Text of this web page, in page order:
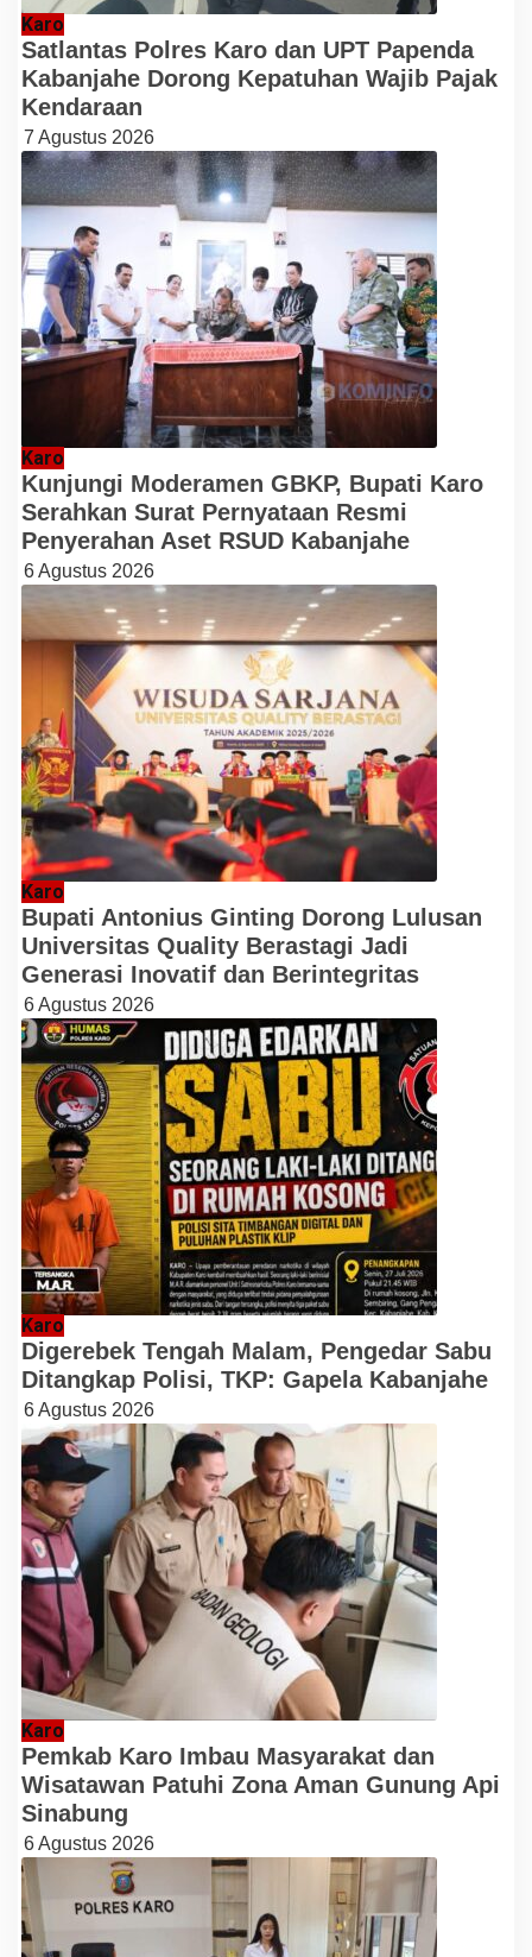
Karo
Satlantas Polres Karo dan UPT Papenda
Kabanjahe Dorong Kepatuhan Wajib Pajak
Kendaraan
7 Agustus 2026
Karo
Kunjungi Moderamen GBKP, Bupati Karo
Serahkan Surat Pernyataan Resmi
Penyerahan Aset RSUD Kabanjahe
6 Agustus 2026
Karo
Bupati Antonius Ginting Dorong Lulusan
Universitas Quality Berastagi Jadi
Generasi Inovatif dan Berintegritas
6 Agustus 2026
Karo
Digerebek Tengah Malam, Pengedar Sabu
Ditangkap Polisi, TKP: Gapela Kabanjahe
6 Agustus 2026
Karo
Pemkab Karo Imbau Masyarakat dan
Wisatawan Patuhi Zona Aman Gunung Api
Sinabung
6 Agustus 2026